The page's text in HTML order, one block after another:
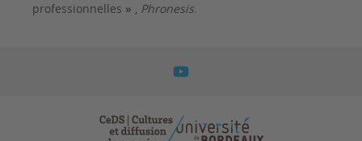
professionnelles » , Phronesis.